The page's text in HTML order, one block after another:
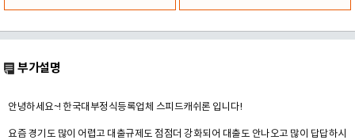
부가설명
안녕하세요~! 한국대부정식등록업체 스피드캐쉬론 입니다!
요즘 경기도 많이 어렵고 대출규제도 점점더 강화되어 대출도 안나오고 많이 답답하시